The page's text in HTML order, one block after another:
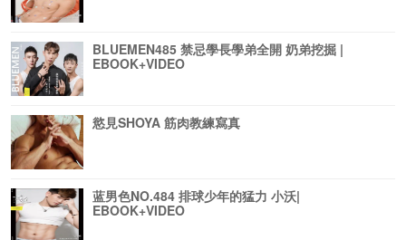
BLUEMEN485 禁忌學長學弟全開 奶弟挖掘 |
EBOOK+VIDEO
慾見SHOYA 筋肉教練寫真
蓝男色NO.484 排球少年的猛力 小沃|
EBOOK+VIDEO